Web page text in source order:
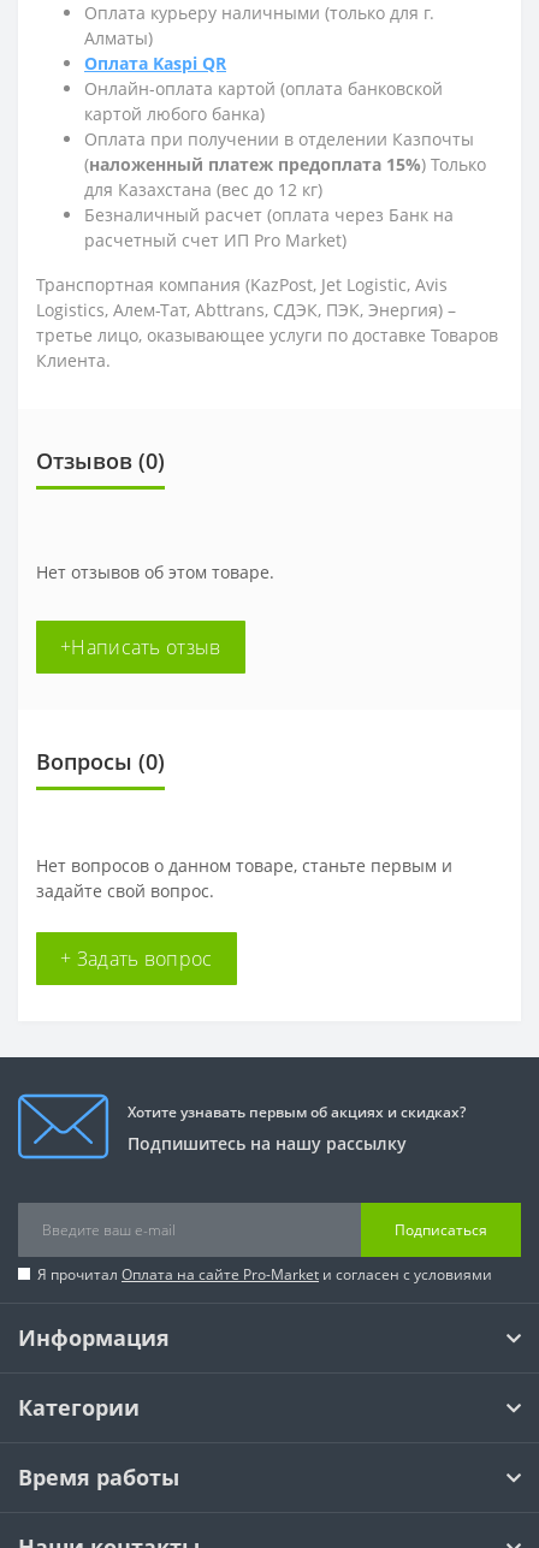
Оплата курьеру наличными (только для г.
Алматы)
Оплата Kaspi QR
Онлайн-оплата картой (оплата банковской
картой любого банка)
Оплата при получении в отделении Казпочты
(наложенный платеж предоплата 15%) Только
для Казахстана (вес до 12 кг)
Безналичный расчет (оплата через Банк на
расчетный счет ИП Pro Market)
Транспортная компания (KazPost, Jet Logistic, Avis
Logistics, Алем-Тат, Abttrans, СДЭК, ПЭК, Энергия) –
третье лицо, оказывающее услуги по доставке Товаров
Клиента.
Отзывов (0)
Нет отзывов об этом товаре.
+Написать отзыв
Вопросы (0)
Нет вопросов о данном товаре, станьте первым и
задайте свой вопрос.
+ Задать вопрос
Хотите узнавать первым об акциях и скидках?
Подпишитесь на нашу рассылку
Подписаться
Я прочитал Оплата на сайте Pro-Market и согласен с условиями
Информация
Категории
Время работы